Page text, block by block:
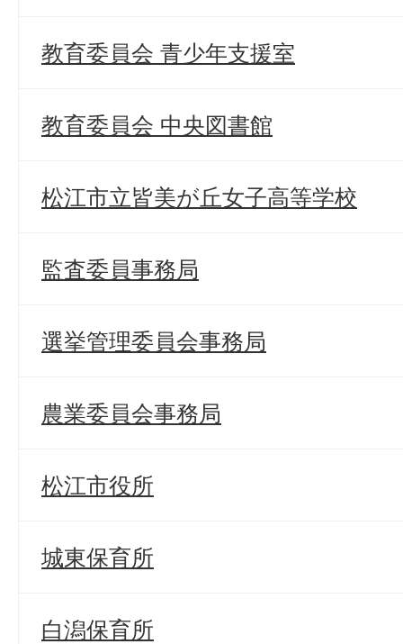
教育委員会 青少年支援室
教育委員会 中央図書館
松江市立皆美が丘女子高等学校
監査委員事務局
選挙管理委員会事務局
農業委員会事務局
松江市役所
城東保育所
白潟保育所